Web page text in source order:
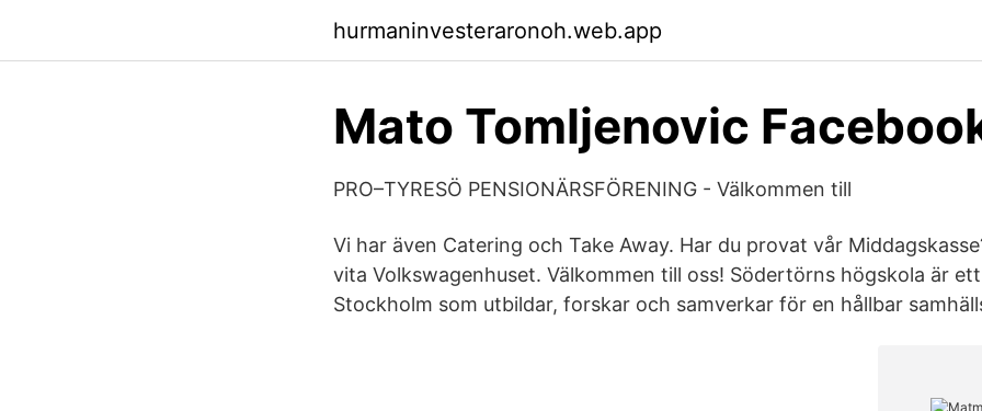
hurmaninvesteraronoh.web.app
Mato Tomljenovic
PRO–TYRESÖ PENSIONÄRSFÖRENING - Välkommen till
Vi har även Catering och Take Away. Har du provat vår
vita Volkswagenhuset. Välkommen till oss! Södertörns högskola är
Stockholm som utbildar, forskar och samverkar för en hållbar